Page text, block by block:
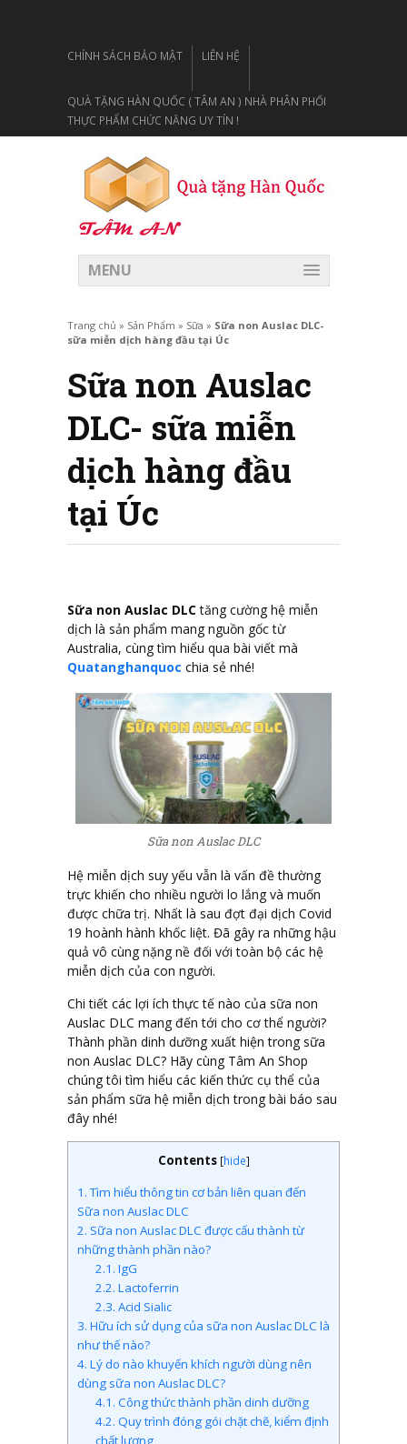
CHÍNH SÁCH BẢO MẬT LIÊN HỆ
QUÀ TẶNG HÀN QUỐC ( TÂM AN ) NHÀ PHÂN PHỐI
THỰC PHẨM CHỨC NĂNG UY TÍN !
MENU
Trang chủ » Sản Phẩm » Sữa » Sữa non Auslac DLC-
sữa miễn dịch hàng đầu tại Úc
Sữa non Auslac
DLC- sữa miễn
dịch hàng đầu
tại Úc
Sữa non Auslac DLCtăng cường hệ miễn
dịch là sản phẩm mang nguồn gốc từ
Australia, cùng tìm hiểu qua bài viết mà
Quatanghanquoc chia sẻ nhé!
Sữa non Auslac DLC
Hệ miễn dịch suy yếu vẫn là vấn đề thường
trực khiến cho nhiều người lo lắng và muốn
được chữa trị. Nhất là sau đợt đại dịch Covid
19 hoành hành khốc liệt. Đã gây ra những hậu
quả vô cùng nặng nề đối với toàn bộ các hệ
miễn dịch của con người.
Chi tiết các lợi ích thực tế nào của sữa non
Auslac DLC mang đến tới cho cơ thể người?
Thành phần dinh dưỡng xuất hiện trong sữa
non Auslac DLC? Hãy cùng Tâm An Shop
chúng tôi tìm hiểu các kiến thức cụ thể của
sản phẩm sữa hệ miễn dịch trong bài báo sau
đây nhé!
Contents [hide]
1.Tìm hiểu thông tin cơ bản liên quan đến
Sữa non Auslac DLC
2. Sữa non Auslac DLC được cấu thành từ
những thành phần nào?
2.1. IgG
2.2. Lactoferrin
2.3. Acid Sialic
3. Hữu ích sử dụng của sữa non Auslac DLC là
như thế nào?
4. Lý do nào khuyến khích người dùng nên
dùng sữa non Auslac DLC?
4.1. Công thức thành phần dinh dưỡng
4.2. Quy trình đóng gói chặt chẽ, kiểm định
chất lượng